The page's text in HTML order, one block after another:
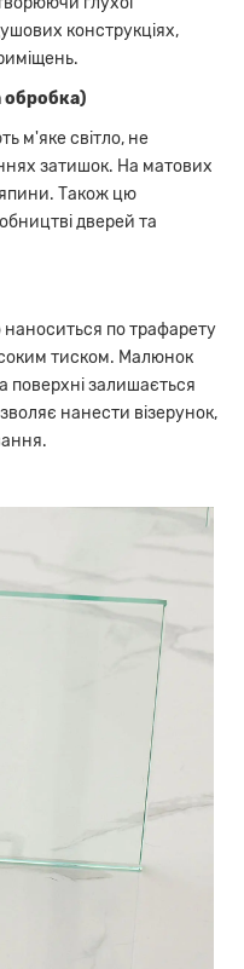
конструкціях,
обробка)
м'яке світло, не
затишок. На матових
Також цю
дверей та
наноситься по трафарету
тиском. Малюнок
поверхні залишається
нанести візерунок,